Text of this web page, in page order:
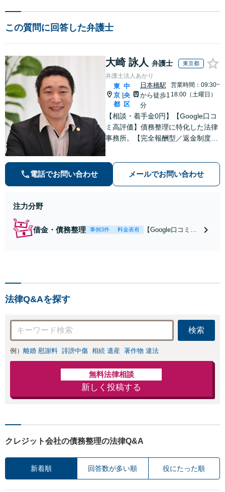
この質問に回答した弁護士
大崎 詠人 弁護士 東京都
弁護士法人あかり
東
京
都
中
央
区
日本橋駅
から徒歩1
分
営業時間：09:30~
18:00（土曜日）
【相談・着手金0円】【Google口コ
ミ高評価】債務整理に特化した法律
事務所。【完全報酬型／返金制度あ
ウで依頼者を解決に導きます！【24
時間メール受付】
電話でお問い合わせ メールでお問い合わせ
注力分野
借金・債務整理 事例3件 料金表有
【Google口コミ高
績。督促も即スト
ップ！自己破産で
借金ゼロ／個人再
生なら家を残せる
法律Q&Aを探す
検索
例） 離婚 慰謝料 誹謗中傷 相続 遺産 著作物 違法
無料法律相談
新しく投稿する
クレジット会社の債務整理の法律Q&A
新着順 回答数が多い順 役にたった順